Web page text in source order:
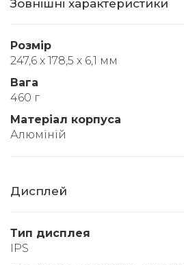
Зовнішні характеристики
Розмір
247,6 x 178,5 x 6,1 мм
Вага
460 г
Матеріал корпуса
Алюміній
Дисплей
Тип дисплея
IPS